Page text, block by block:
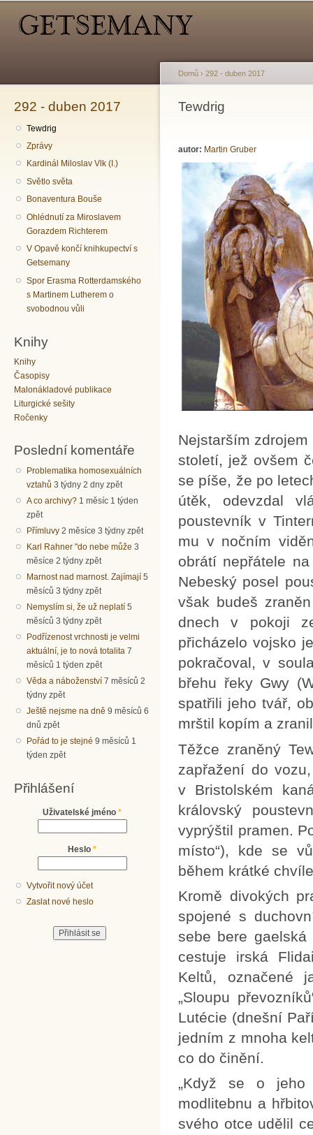
292 - duben 2017
Tewdrig
Zprávy
Kardinál Miloslav Vlk (I.)
Světlo světa
Bonaventura Bouše
Ohlédnutí za Miroslavem
Gorazdem Richterem
V Opavě končí knihkupectví s
Getsemany
Spor Erasma Rotterdamského
s Martinem Lutherem o
svobodnou vůli
Knihy
Knihy
Časopisy
Malonákladové publikace
Liturgické sešity
Ročenky
Poslední komentáře
Problematika homosexuálních
vztahů 3 týdny 2 dny zpět
A co archivy? 1 měsíc 1 týden
zpět
Přímluvy 2 měsíce 3 týdny zpět
Karl Rahner "do nebe může 3
měsíce 2 týdny zpět
Marnost nad marnost. Zajímají 5
měsíců 3 týdny zpět
Nemyslím si, že už neplatí 5
měsíců 3 týdny zpět
Podřízenost vrchnosti je velmi
aktuální, je to nová totalita 7
měsíců 1 týden zpět
Věda a náboženství 7 měsíců 2
týdny zpět
Ještě nejsme na dně 9 měsíců 6
dnů zpět
Pořád to je stejné 9 měsíců 1
týden zpět
Přihlášení
Uživatelské jméno *
Heslo *
Vytvořit nový účet
Zaslat nové heslo
Jste zde
Domů › 292 - duben 2017
Tewdrig
autor: Martin Gruber
Nejstarším
století, jež ovšem
se píše, že po
útěk, odevzdal
poustevník v
mu v nočním
obrátí nepřátele
Nebeský posel
však budeš
dnech v pokoji
přicházelo vojsko
pokračoval, v
břehu řeky Gwy
spatřili jeho tvář,
mrštil kopím a
Těžce zraněný
zapřažení do
v Bristolském
královský
vyprýštil pramen.
místo“), kde se
během krátké
Kromě divokých
spojené s
sebe bere gaelská
cestuje irská
Keltů, označené
„Sloupu
Lutécie (dnešní
jedním z mnoha
co do činění.
„Když se o jeho
modlitebnu a
svého otce udělil